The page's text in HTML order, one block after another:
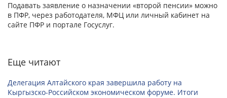
Подавать заявление о назначении «второй пенсии» можно
в ПФР, через работодателя, МФЦ или личный кабинет на
сайте ПФР и портале Госуслуг.
Еще читают
Делегация Алтайского края завершила работу на
Кыргызско-Российском экономическом форуме. Итоги